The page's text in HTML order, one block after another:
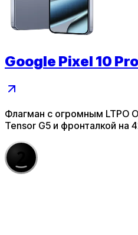
Google Pixel 10
Флагман с огромным LTPO
Tensor G5 и фронталкой на
2